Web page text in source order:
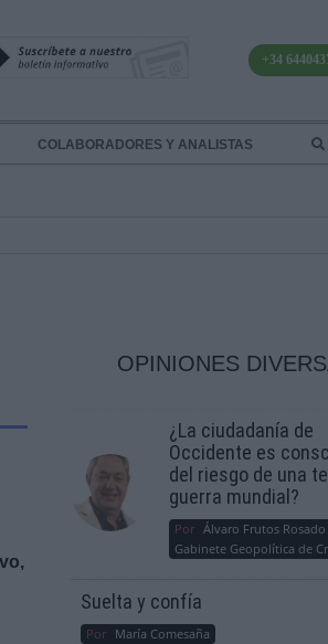
+34
COLABORADORES Y ANALISTAS
OPINIONES
¿La ciudadanía de
Occidente es
del riesgo de una
guerra mundial?
Por Álvaro Frutos Rosado
Gabinete Geopolítica de
Suelta y confía
Por María Comesaña